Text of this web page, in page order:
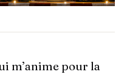
m’anime pour la